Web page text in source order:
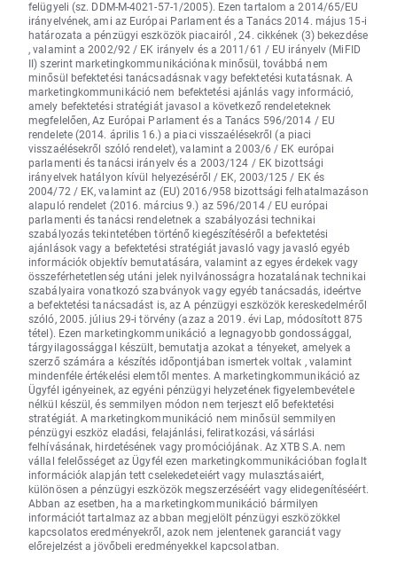
felügyeli (sz. DDM-M-4021-57-1/2005). Ezen tartalom a 2014/65/EU
irányelvének, ami az Európai Parlament és a Tanács 2014. május 15-i
határozata a pénzügyi eszközök piacairól , 24. cikkének (3) bekezdése
, valamint a 2002/92 / EK irányelv és a 2011/61 / EU irányelv (MiFID
II) szerint marketingkommunikációnak minősül, továbbá nem
minősül befektetési tanácsadásnak vagy befektetési kutatásnak. A
marketingkommunikáció nem befektetési ajánlás vagy információ,
amely befektetési stratégiát javasol a következő rendeleteknek
megfelelően, Az Európai Parlament és a Tanács 596/2014 / EU
rendelete (2014. április 16.) a piaci visszaélésekről (a piaci
visszaélésekről szóló rendelet), valamint a 2003/6 / EK európai
parlamenti és tanácsi irányelv és a 2003/124 / EK bizottsági
irányelvek hatályon kívül helyezéséről / EK, 2003/125 / EK és
2004/72 / EK, valamint az (EU) 2016/958 bizottsági felhatalmazáson
alapuló rendelet (2016. március 9.) az 596/2014 / EU európai
parlamenti és tanácsi rendeletnek a szabályozási technikai
szabályozás tekintetében történő kiegészítéséről a befektetési
ajánlások vagy a befektetési stratégiát javasló vagy javasló egyéb
információk objektív bemutatására, valamint az egyes érdekek vagy
összeférhetetlenség utáni jelek nyilvánosságra hozatalának technikai
szabályaira vonatkozó szabványok vagy egyéb tanácsadás, ideértve
a befektetési tanácsadást is, az A pénzügyi eszközök kereskedelméről
szóló, 2005. július 29-i törvény (azaz a 2019. évi Lap, módosított 875
tétel). Ezen marketingkommunikáció a legnagyobb gondossággal,
tárgyilagossággal készült, bemutatja azokat a tényeket, amelyek a
szerző számára a készítés időpontjában ismertek voltak , valamint
mindenféle értékelési elemtől mentes. A marketingkommunikáció az
Ügyfél igényeinek, az egyéni pénzügyi helyzetének figyelembevétele
nélkül készül, és semmilyen módon nem terjeszt elő befektetési
stratégiát. A marketingkommunikáció nem minősül semmilyen
pénzügyi eszköz eladási, felajánlási, feliratkozási, vásárlási
felhívásának, hirdetésének vagy promóciójának. Az XTB S.A. nem
vállal felelősséget az Ügyfél ezen marketingkommunikációban foglalt
információk alapján tett cselekedeteiért vagy mulasztásaiért,
különösen a pénzügyi eszközök megszerzéséért vagy elidegenítéséért.
Abban az esetben, ha a marketingkommunikáció bármilyen
információt tartalmaz az abban megjelölt pénzügyi eszközökkel
kapcsolatos eredményekről, azok nem jelentenek garanciát vagy
előrejelzést a jövőbeli eredményekkel kapcsolatban.